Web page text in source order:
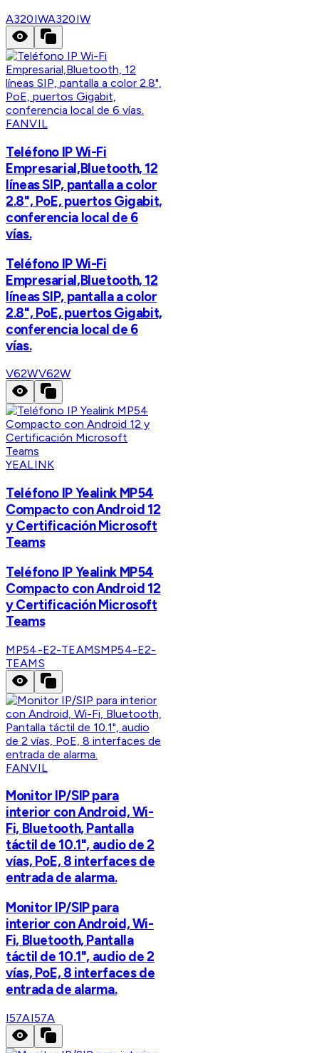
A320IWA320IW
FANVIL
Teléfono IP Wi-Fi
Empresarial,Bluetooth, 12
líneas SIP, pantalla a color
2.8", PoE, puertos Gigabit,
conferencia local de 6
vías.
Teléfono IP Wi-Fi
Empresarial,Bluetooth, 12
líneas SIP, pantalla a color
2.8", PoE, puertos Gigabit,
conferencia local de 6
vías.
V62WV62W
YEALINK
Teléfono IP Yealink MP54
Compacto con Android 12
y Certificación Microsoft
Teams
Teléfono IP Yealink MP54
Compacto con Android 12
y Certificación Microsoft
Teams
MP54-E2-TEAMSMP54-E2-
TEAMS
FANVIL
Monitor IP/SIP para
interior con Android, Wi-
Fi, Bluetooth, Pantalla
táctil de 10.1", audio de 2
vías, PoE, 8 interfaces de
entrada de alarma.
Monitor IP/SIP para
interior con Android, Wi-
Fi, Bluetooth, Pantalla
táctil de 10.1", audio de 2
vías, PoE, 8 interfaces de
entrada de alarma.
I57AI57A